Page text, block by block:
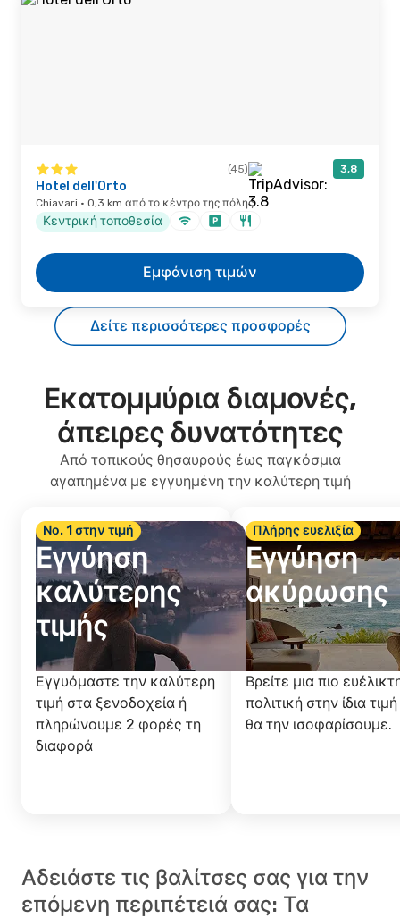
(45) 3,8
Hotel dell'Orto
Chiavari · 0,3 km από το κέντρο της πόλης
Κεντρική τοποθεσία
Εμφάνιση τιμών
Δείτε περισσότερες προσφορές
Εκατομμύρια διαμονές,
άπειρες δυνατότητες
Από τοπικούς θησαυρούς έως παγκόσμια
αγαπημένα με εγγυημένη την καλύτερη τιμή
Νο. 1 στην τιμή
Εγγύηση
καλύτερης
τιμής
Εγγυόμαστε την καλύτερη
τιμή στα ξενοδοχεία ή
πληρώνουμε 2 φορές τη
διαφορά
Πλήρης ευελιξία
Εγγύηση
ακύρωσης
Βρείτε μια πιο
πολιτική στην ίδια
θα την ισοφαρίσουμε.
Αδειάστε τις βαλίτσες σας για την
επόμενη περιπέτειά σας: Τα